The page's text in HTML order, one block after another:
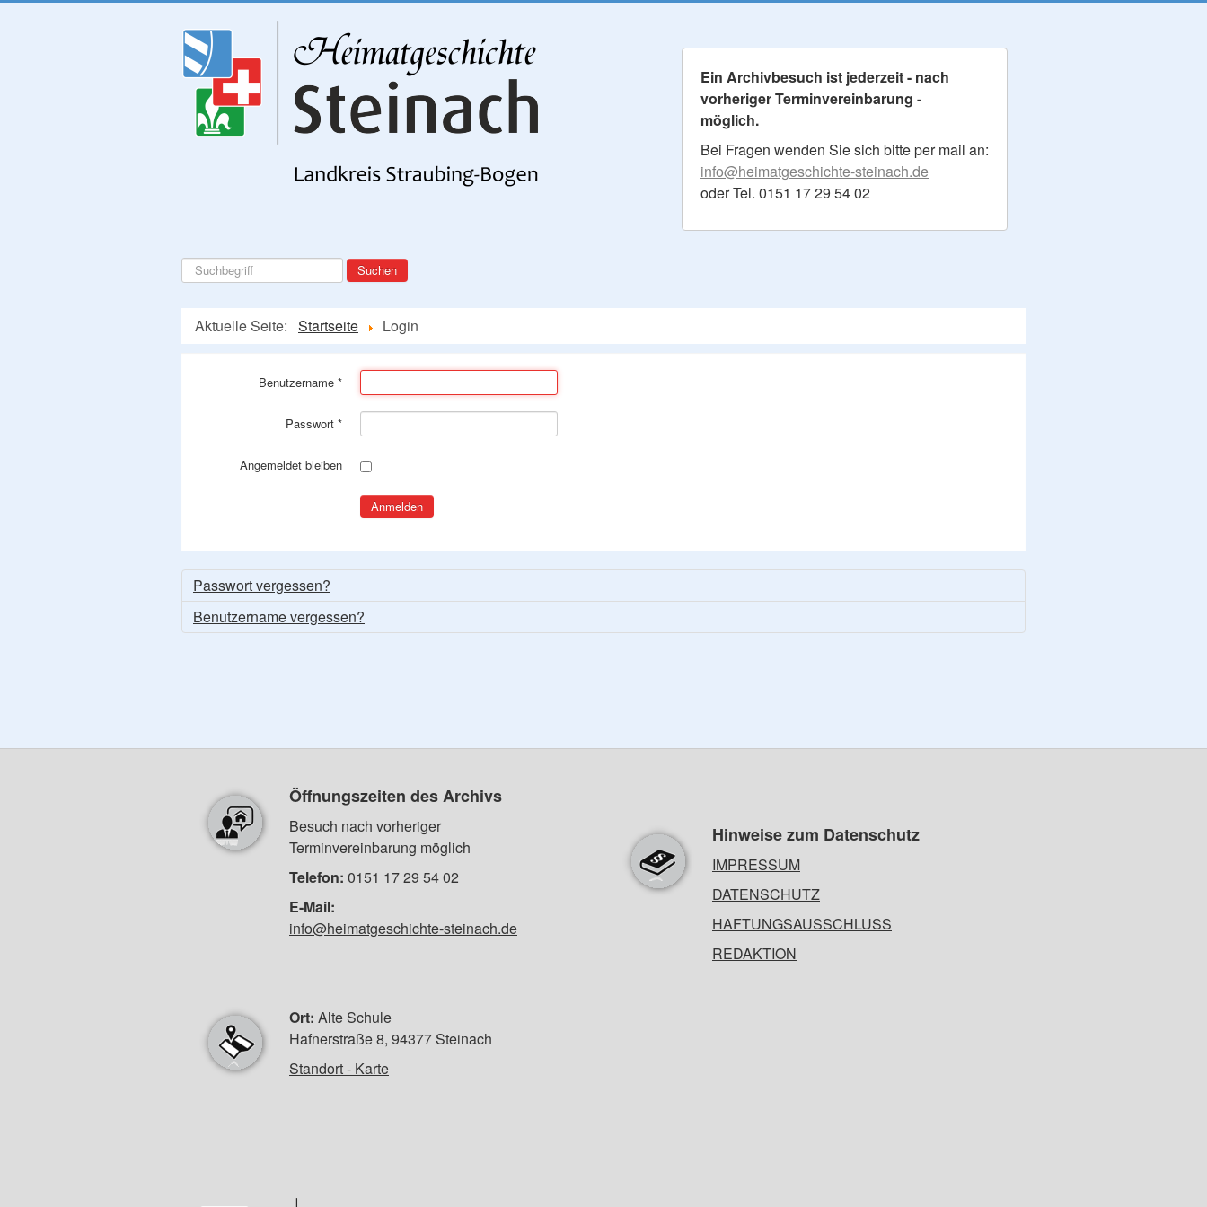
Ein Archivbesuch ist jederzeit - nach
vorheriger Terminvereinbarung -
möglich.
Bei Fragen wenden Sie sich bitte per mail an:
info@heimatgeschichte-steinach.de
oder Tel. 0151 17 29 54 02
Suchen
...
Suchen
Aktuelle Seite: Startseite Login
Benutzername *
Passwort *
Angemeldet bleiben
Anmelden
Passwort vergessen?
Benutzername vergessen?
Öffnungszeiten des Archivs
Besuch nach vorheriger
Terminvereinbarung möglich
Telefon: 0151 17 29 54 02
E-Mail:
info@heimatgeschichte-steinach.de
Ort: Alte Schule
Hafnerstraße 8, 94377 Steinach
Standort - Karte
Hinweise zum Datenschutz
IMPRESSUM
DATENSCHUTZ
HAFTUNGSAUSSCHLUSS
REDAKTION